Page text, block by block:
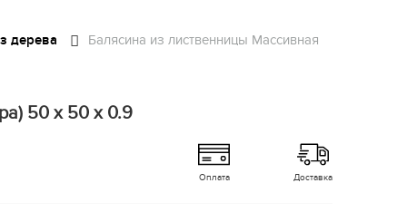
дерева Балясина из лиственницы Массивная
50 x 50 x 0.9
Оплата Доставка